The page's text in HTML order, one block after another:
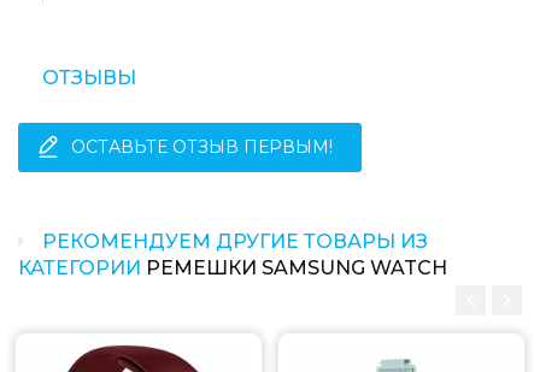
ОТЗЫВЫ
ОСТАВЬТЕ ОТЗЫВ ПЕРВЫМ!
РЕКОМЕНДУЕМ ДРУГИЕ ТОВАРЫ ИЗ
КАТЕГОРИИ РЕМЕШКИ SAMSUNG WATCH